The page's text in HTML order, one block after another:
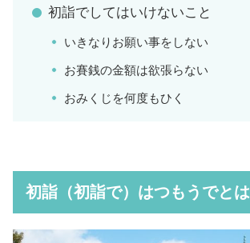
初詣でしてはいけないこと
いきなりお願い事をしない
お賽銭の金額は欲張らない
おみくじを何度もひく
初詣（初詣で）はつもうでとは